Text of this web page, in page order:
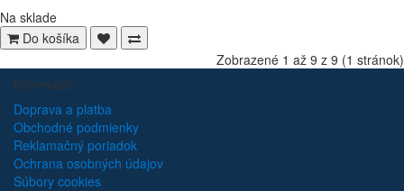
Na sklade
Do košíka
Zobrazené 1 až 9 z 9 (1 stránok)
Informácie
Doprava a platba
Obchodné podmienky
Reklamačný poriadok
Ochrana osobných údajov
Súbory cookies